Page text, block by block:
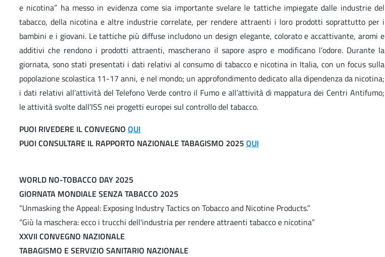
e nicotina” ha messo in evidenza come sia importante svelare le tattiche impiegate dalle industrie del
tabacco, della nicotina e altre industrie correlate, per rendere attraenti i loro prodotti soprattutto per i
bambini e i giovani. Le tattiche più diffuse includono un design elegante, colorato e accattivante, aromi e
additivi che rendono i prodotti attraenti, mascherano il sapore aspro e modificano l’odore. Durante la
giornata, sono stati presentati i dati relativi al consumo di tabacco e nicotina in Italia, con un focus sulla
popolazione scolastica 11-17 anni, e nel mondo; un approfondimento dedicato alla dipendenza da nicotina;
i dati relativi all’attività del Telefono Verde contro il Fumo e all’attività di mappatura dei Centri Antifumo;
le attività svolte dall’ISS nei progetti europei sul controllo del tabacco.
PUOI RIVEDERE IL CONVEGNO QUI
PUOI CONSULTARE IL RAPPORTO NAZIONALE TABAGISMO 2025 QUI
WORLD NO-TOBACCO DAY 2025
GIORNATA MONDIALE SENZA TABACCO 2025
“Unmasking the Appeal: Exposing Industry Tactics on Tobacco and Nicotine Products.”
“Giù la maschera: ecco i trucchi dell'industria per rendere attraenti tabacco e nicotina”
XXVII CONVEGNO NAZIONALE
TABAGISMO E SERVIZIO SANITARIO NAZIONALE